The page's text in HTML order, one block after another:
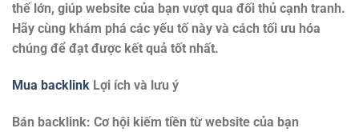
thế lớn, giúp website của bạn vượt qua đối thủ cạnh tranh.
Hãy cùng khám phá các yếu tố này và cách tối ưu hóa
chúng để đạt được kết quả tốt nhất.
Mua backlink Lợi ích và lưu ý
Bán backlink: Cơ hội kiếm tiền từ website của bạn